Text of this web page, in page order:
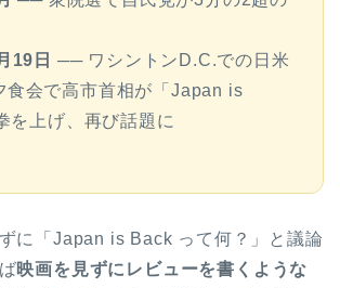
19日 ── ワシントンD.C.での日米
食会で高市首相が「Japan is
を上げ、再び話題に
に「Japan is Back って何？」と議論
映画を見ずにレビューを書くような